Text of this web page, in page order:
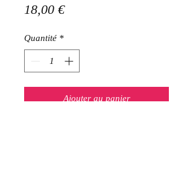
18,00 €Prix
Quantité *
Ajouter au panier